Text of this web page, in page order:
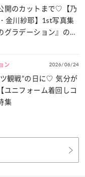
開のカットまで♡【乃
金川紗耶】1st写真集
グラデーション』の魅
ン 2026/06/24
観戦”の日に♡ 気分が
ユニフォーム着回しコ
集